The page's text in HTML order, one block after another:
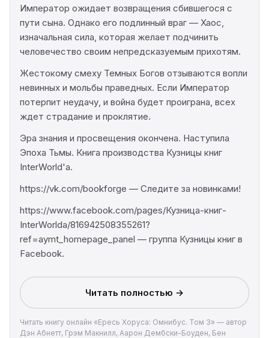
Император ожидает возвращения сбившегося с
пути сына. Однако его подлинный враг — Хаос,
изначальная сила, которая желает подчинить
человечество своим непредсказуемым прихотям.
Жестокому смеху Темных Богов отзываются вопли
невинных и мольбы праведных. Если Император
потерпит неудачу, и война будет проиграна, всех
ждет страдание и проклятие.
Эра знания и просвещения окончена. Наступила
Эпоха Тьмы. Книга производства Кузницы книг
InterWorld'а.
https://vk.com/bookforge — Следите за новинками!
https://www.facebook.com/pages/Кузница-книг-
InterWorldа/816942508355261?
ref=aymt_homepage_panel — группа Кузницы книг в
Facebook.
Читать полностью →
Читать книгу онлайн «Ересь Хоруса: Омнибус. Том 3» — автор
Дэн Абнетт, Грэм Макнилл, Аарон Дембски-Боуден, Бен